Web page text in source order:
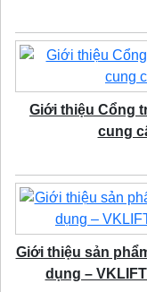
Giới thiệu Cổng
cung
Giới thiệu sản
dụng –